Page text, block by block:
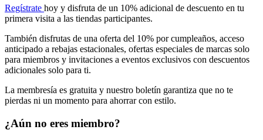
Regístrate hoy y disfruta de un 10% adicional de descuento en tu
primera visita a las tiendas participantes.
También disfrutas de una oferta del 10% por cumpleaños, acceso
anticipado a rebajas estacionales, ofertas especiales de marcas solo
para miembros y invitaciones a eventos exclusivos con descuentos
adicionales solo para ti.
La membresía es gratuita y nuestro boletín garantiza que no te
pierdas ni un momento para ahorrar con estilo.
¿Aún no eres miembro?